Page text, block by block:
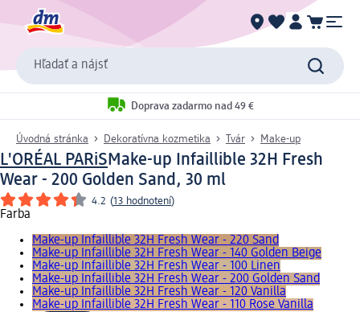
Hľadať a nájsť
Doprava zadarmo nad 49 €
Úvodná stránka Dekoratívna kozmetika Tvár Make-up
L'ORÉAL PARiSMake-up Infaillible 32H Fresh
Wear - 200 Golden Sand, 30 ml
4.2 (13 hodnotení)
Farba
Make-up Infaillible 32H Fresh Wear - 220 Sand
Make-up Infaillible 32H Fresh Wear - 140 Golden Beige
Make-up Infaillible 32H Fresh Wear - 100 Linen
Make-up Infaillible 32H Fresh Wear - 200 Golden Sand
Make-up Infaillible 32H Fresh Wear - 120 Vanilla
Make-up Infaillible 32H Fresh Wear - 110 Rose Vanilla